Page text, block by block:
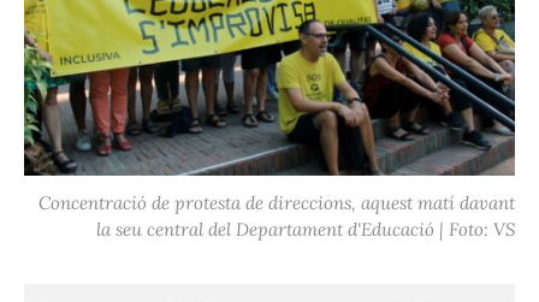
Concentració de protesta de direccions, aquest matí davant
la seu central del Departament d'Educació | Foto: VS